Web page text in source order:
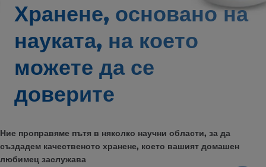
Хранене, основано на
науката, на което
можете да се
доверите
Ние проправяме пътя в няколко научни области, за да
създадем качественото хранене, което вашият домашен
любимец заслужава